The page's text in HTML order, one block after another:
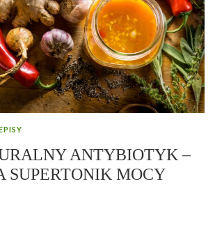
ANTYBIOTYK –
SUPERTONIK MOCY